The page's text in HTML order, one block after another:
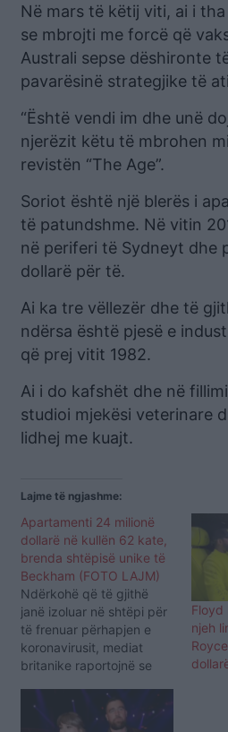
Në mars të këtij viti, ai i
se mbrojti me forcë që
Australi sepse dëshironte
pavarësinë strategjike të
“Është vendi im dhe unë
njerëzit këtu të mbrohen
revistën “The Age”.
Soriot është një blerës i
të patundshme. Në vitin
në periferi të Sydneyt dhe
dollarë për të.
Ai ka tre vëllezër dhe të
ndërsa është pjesë e
që prej vitit 1982.
Ai i do kafshët dhe në
studioi mjekësi veterinare
lidhej me kuajt.
Lajme të ngjashme:
Apartamenti 24 milionë
dollarë në kullën 62 kate,
brenda shtëpisë unike të
Beckham (FOTO LAJM)
Ndërkohë që të gjithë
janë izoluar në shtëpi për
të frenuar përhapjen e
koronavirusit, mediat
britanike raportojnë se
shtuar koleksionit të
banesave një apartament
Floyd
njeh